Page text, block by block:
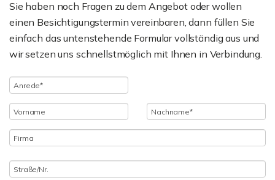
Sie haben noch Fragen zu dem Angebot oder wollen
einen Besichtigungstermin vereinbaren, dann füllen Sie
einfach das untenstehende Formular vollständig aus und
wir setzen uns schnellstmöglich mit Ihnen in Verbindung.